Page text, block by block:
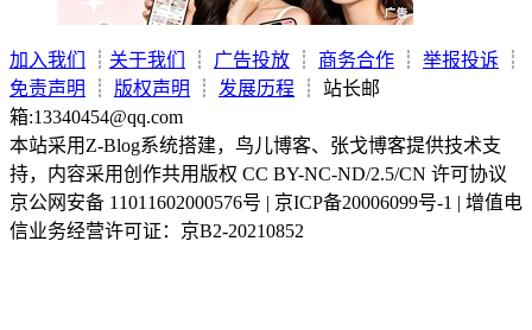
加入我们 ┊ 关于我们 ┊ 广告投放 ┊ 商务合作 ┊ 举报投诉 ┊
免责声明
┊ 版权声明 ┊ 发展历程 ┊ 站长邮
箱:13340454@qq.com
本站采用Z-Blog系统搭建，鸟儿博客、张戈博客提供技术支
持，内容采用创作共用版权 CC BY-NC-ND/2.5/CN 许可协议
京公网安备 11011602000576号 | 京ICP备20006099号-1 | 增值电
信业务经营许可证：京B2-20210852